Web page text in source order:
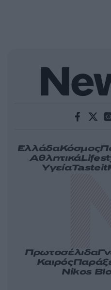
ΕλλάδαΚόσμος
Αθλητικά
ΥγείαTasteit
Πρωτοσέλιδα
Καιρός
Nikos